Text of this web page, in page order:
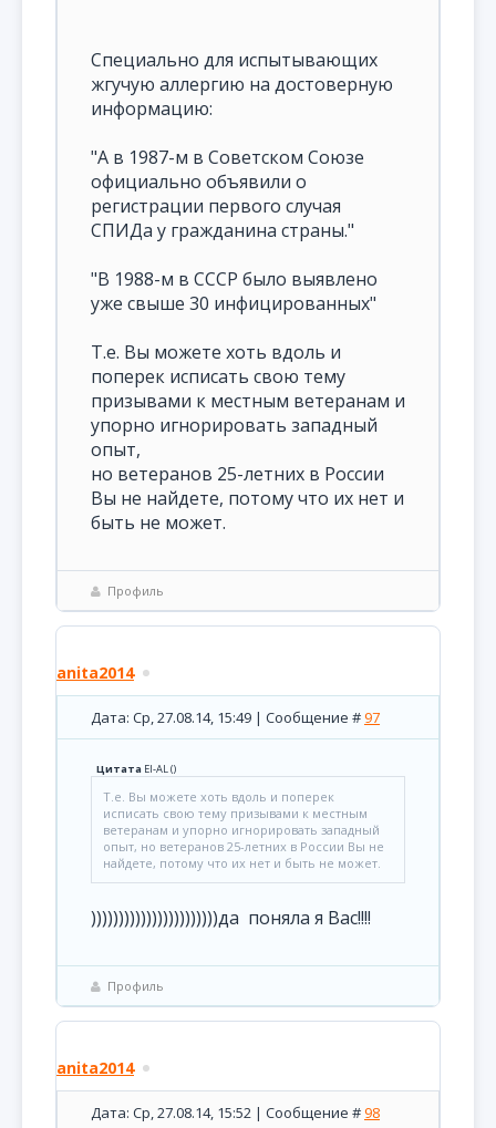
Специально для испытывающих
жгучую аллергию на достоверную
информацию:
"А в 1987-м в Советском Союзе
официально объявили о
регистрации первого случая
СПИДа у гражданина страны."
"В 1988-м в СССР было выявлено
уже свыше 30 инфицированных"
Т.е. Вы можете хоть вдоль и
поперек исписать свою тему
призывами к местным ветеранам и
упорно игнорировать западный
опыт,
но ветеранов 25-летних в России
Вы не найдете, потому что их нет и
быть не может.
Профиль
anita2014
Дата: Ср, 27.08.14, 15:49 | Сообщение #97
Цитата El-AL()
Т.е. Вы можете хоть вдоль и поперек
исписать свою тему призывами к местным
ветеранам и упорно игнорировать западный
опыт, но ветеранов 25-летних в России Вы не
найдете, потому что их нет и быть не может.
)))))))))))))))))))))))да поняла я Вас!!!!
Профиль
anita2014
Дата: Ср, 27.08.14, 15:52 | Сообщение #98